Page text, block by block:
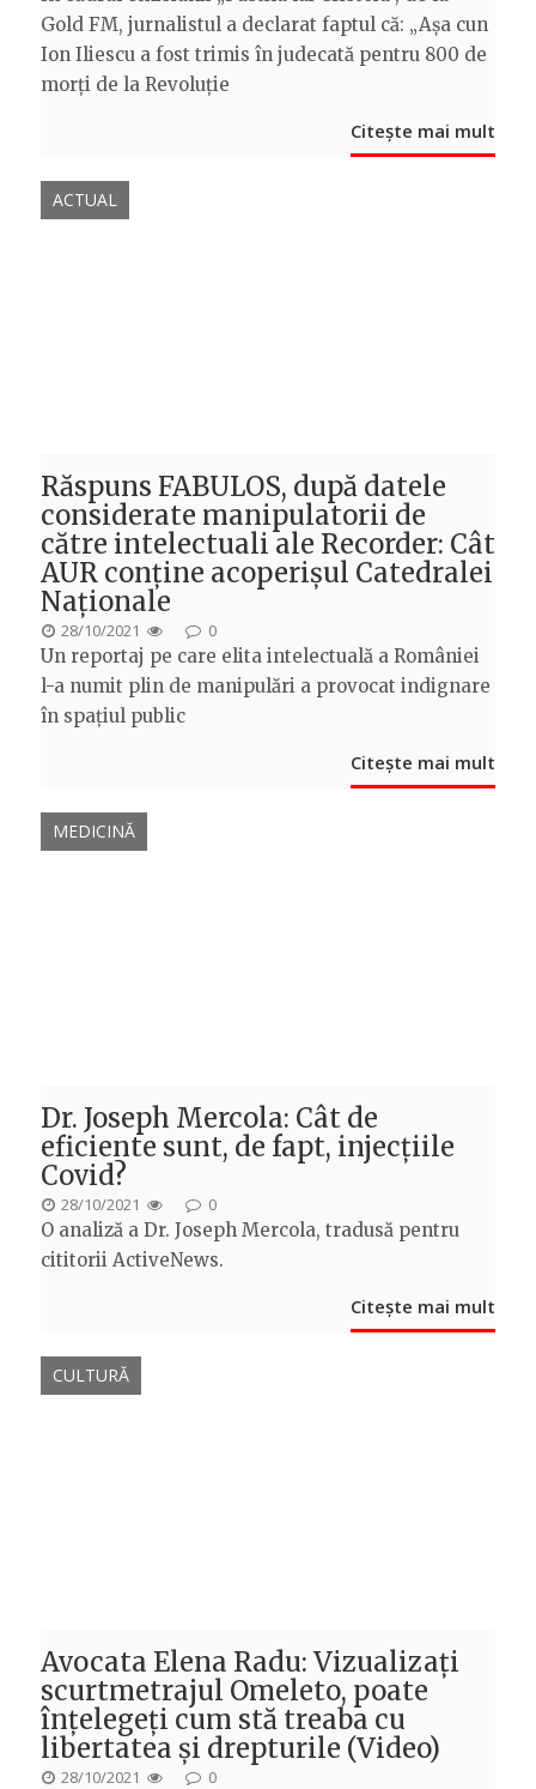
Gold FM, jurnalistul a declarat faptul că: „Așa cun
Ion Iliescu a fost trimis în judecată pentru 800 de
morți de la Revoluție
Citește mai mult
ACTUAL
Răspuns FABULOS, după datele
considerate manipulatorii de
către intelectuali ale Recorder: Cât
AUR conține acoperișul Catedralei
Naționale
POSTED
ON
28/10/2021 0
Un reportaj pe care elita intelectuală a României
l-a numit plin de manipulări a provocat indignare
în spațiul public
Citește mai mult
MEDICINĂ
Dr. Joseph Mercola: Cât de
eficiente sunt, de fapt, injecțiile
Covid?
POSTED
ON
28/10/2021 0
O analiză a Dr. Joseph Mercola, tradusă pentru
cititorii ActiveNews.
Citește mai mult
CULTURĂ
Avocata Elena Radu: Vizualizați
scurtmetrajul Omeleto, poate
înțelegeți cum stă treaba cu
libertatea și drepturile (Video)
POSTED
28/10/2021 0